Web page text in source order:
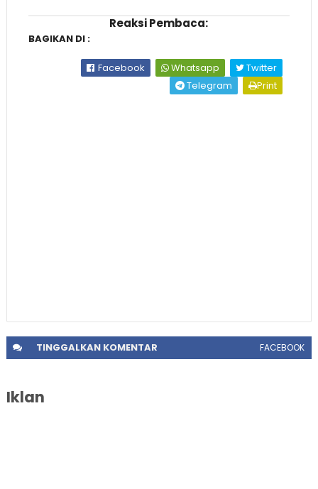
Reaksi Pembaca:
BAGIKAN DI :
Facebook Whatsapp
Twitter
Telegram
Print
TINGGALKANKOMENTAR FACEBOOK
Iklan